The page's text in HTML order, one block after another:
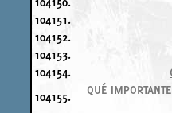
104151.
104152.
104153.
104154.
104155.
QUÉ